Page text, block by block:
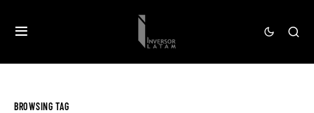
BROWSING TAG